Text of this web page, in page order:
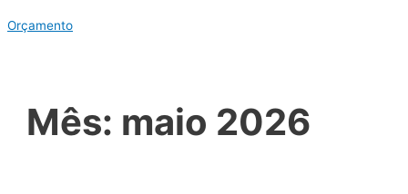
Orçamento
Mês: maio 2026